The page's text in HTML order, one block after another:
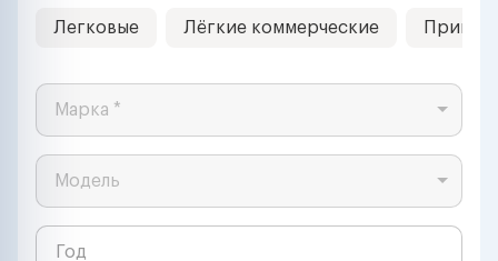
Легковые Лёгкие коммерческие
Марка *
Модель